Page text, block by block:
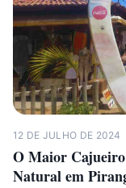
12 DE JULHO DE 2024
O Maior
Natural em